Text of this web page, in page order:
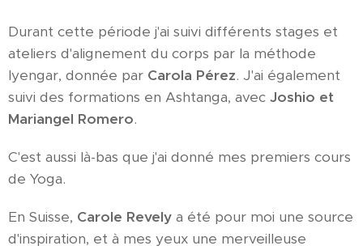
Durant cette période j'ai suivi différents stages et
ateliers d'alignement du corps par la méthode
Iyengar, donnée par Carola Pérez. J'ai également
suivi des formations en Ashtanga, avec Joshio et
Mariangel Romero.
C'est aussi là-bas que j'ai donné mes premiers cours
de Yoga.
En Suisse, Carole Revely a été pour moi une source
d'inspiration, et à mes yeux une merveilleuse